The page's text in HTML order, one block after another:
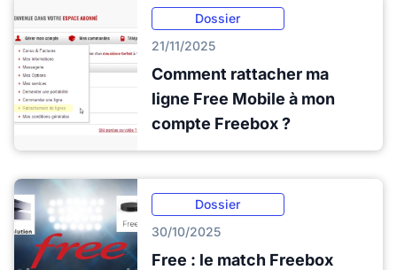
Dossier
21/11/2025
Comment rattacher ma
ligne Free Mobile à mon
compte Freebox ?
Dossier
30/10/2025
Free : le match Freebox